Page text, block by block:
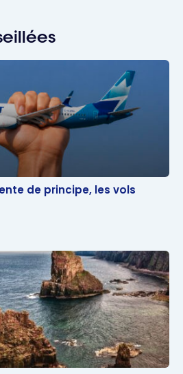
de principe, les vols
de principe, les vols